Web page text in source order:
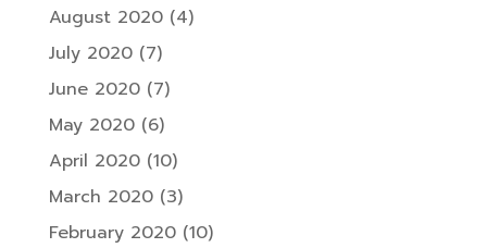
August 2020(4)
July 2020(7)
June 2020(7)
May 2020(6)
April 2020(10)
March 2020(3)
February 2020(10)